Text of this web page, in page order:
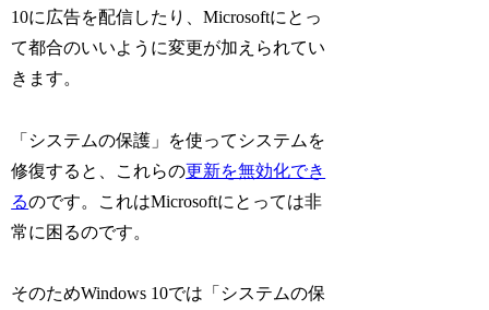
10に広告を配信したり、Microsoftにとっ
て都合のいいように変更が加えられてい
きます。
「システムの保護」を使ってシステムを
修復すると、これらの更新を無効化でき
るのです。これはMicrosoftにとっては非
常に困るのです。
そのためWindows 10では「システムの保